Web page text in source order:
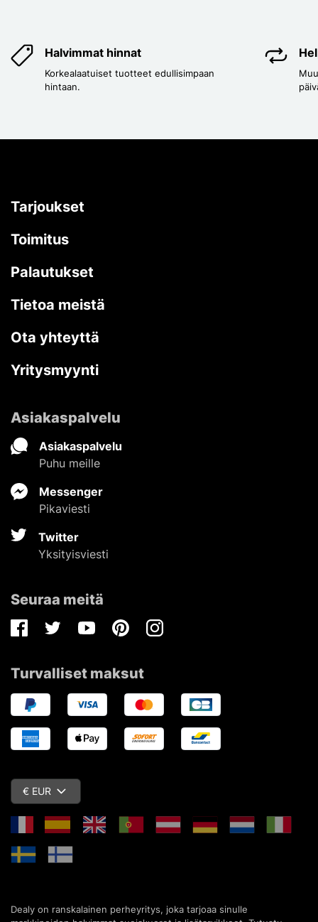
Halvimmat hinnat
Korkealaatuiset tuotteet edullisimpaan
hintaan.
Tarjoukset
Toimitus
Palautukset
Tietoa meistä
Ota yhteyttä
Yritysmyynti
Asiakaspalvelu
Asiakaspalvelu
Puhu meille
Messenger
Pikaviesti
Twitter
Yksityisviesti
Seuraa meitä
FacebookTwitterYoutubePinterestInstagram
Turvalliset maksut
€ EUR
Dealy on ranskalainen perheyritys, joka tarjoaa sinulle